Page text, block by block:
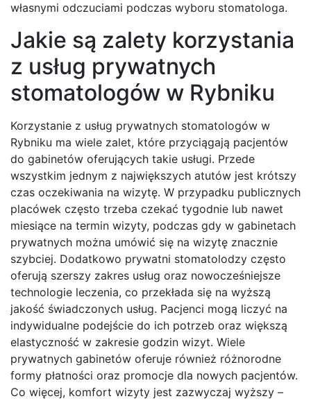
własnymi odczuciami podczas wyboru stomatologa.
Jakie są zalety korzystania
z usług prywatnych
stomatologów w Rybniku
Korzystanie z usług prywatnych stomatologów w
Rybniku ma wiele zalet, które przyciągają pacjentów
do gabinetów oferujących takie usługi. Przede
wszystkim jednym z największych atutów jest krótszy
czas oczekiwania na wizytę. W przypadku publicznych
placówek często trzeba czekać tygodnie lub nawet
miesiące na termin wizyty, podczas gdy w gabinetach
prywatnych można umówić się na wizytę znacznie
szybciej. Dodatkowo prywatni stomatolodzy często
oferują szerszy zakres usług oraz nowocześniejsze
technologie leczenia, co przekłada się na wyższą
jakość świadczonych usług. Pacjenci mogą liczyć na
indywidualne podejście do ich potrzeb oraz większą
elastyczność w zakresie godzin wizyt. Wiele
prywatnych gabinetów oferuje również różnorodne
formy płatności oraz promocje dla nowych pacjentów.
Co więcej, komfort wizyty jest zazwyczaj wyższy –